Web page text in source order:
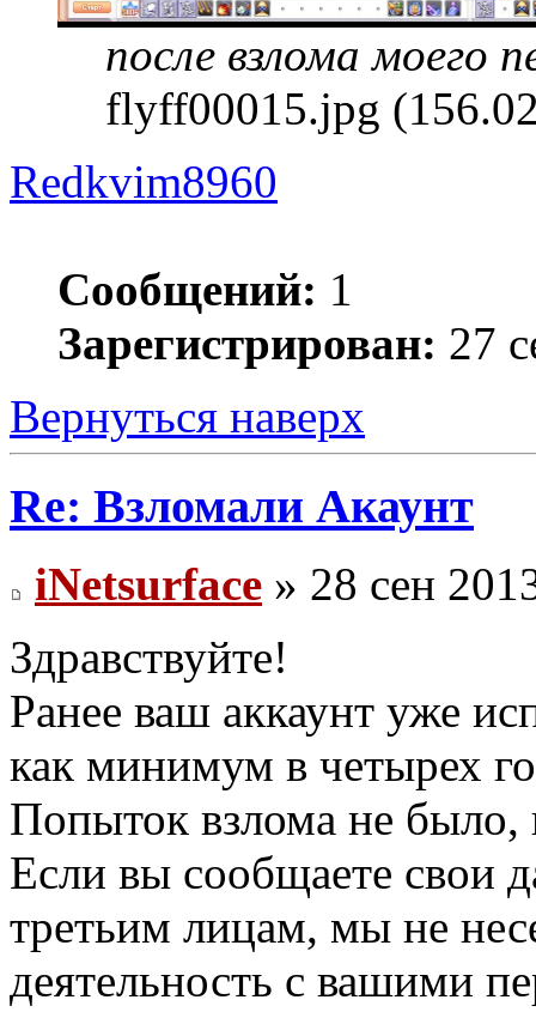
после взлома моего
flyff00015.jpg
Redkvim8960
Сообщений: 1
Зарегистрирован: 27
Вернуться наверх
Re: Взломали Акаунт
iNetsurface » 28 сен
Здравствуйте!
Ранее ваш аккаунт уже
как минимум в четырех
Попыток взлома не было,
Если вы сообщаете свои
третьим лицам, мы не
деятельность с вашими